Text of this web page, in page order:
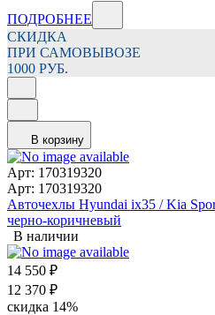
ПОДРОБНЕЕ
СКИДКА
ПРИ САМОВЫВОЗЕ
1000 РУБ.
В корзину
Арт: 170319320
Арт: 170319320
Авточехлы Hyundai ix35 / Kia
черно-коричневый
В наличии
14 550 ₽
12 370 ₽
скидка 14%